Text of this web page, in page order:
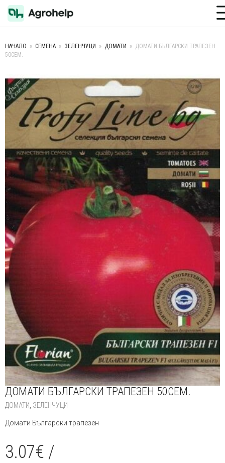
Toggle
НАЧАЛО » СЕМЕНА » ЗЕЛЕНЧУЦИ » ДОМАТИ » ДОМАТИ БЪЛГАРСКИ ТРАПЕЗЕН
50СЕМ.
+
ДОМАТИ БЪЛГАРСКИ ТРАПЕЗЕН 50СЕМ.
ДОМАТИ ЗЕЛЕНЧУЦИ
Домати Български трапезен
3.07€ /